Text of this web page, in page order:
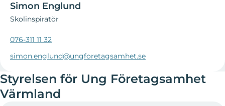
Simon Englund
Skolinspiratör
076-311 11 32
simon.englund@ungforetagsamhet.se
Styrelsen för Ung Företagsamhet
Värmland